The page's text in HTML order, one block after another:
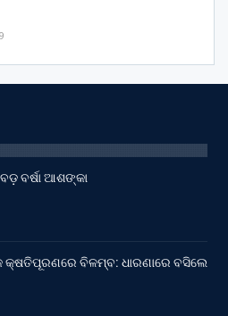
ବର୍ଷା ଆଶଙ୍କା
କ୍ଷତିପୂରଣରେ ବିଳମ୍ବ: ଧାରଣାରେ ବସିଲେ